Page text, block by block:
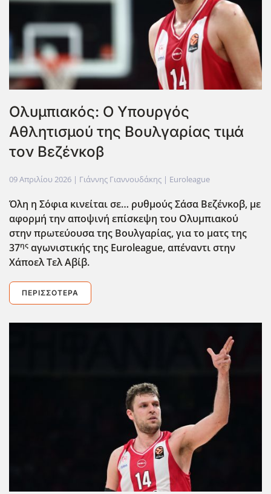
Ολυμπιακός: Ο Υπουργός
Αθλητισμού της Βουλγαρίας τιμά
τον Βεζένκοβ
09 Απριλίου 2026 | Γιάννης Γιαννουδάκης | Euroleague
Όλη η Σόφια κινείται σε… ρυθμούς Σάσα Βεζένκοβ, με
αφορμή την αποψινή επίσκεψη του Ολυμπιακού
στην πρωτεύουσα της Βουλγαρίας, για το ματς της
37ης αγωνιστικής της Euroleague, απέναντι στην
Χάποελ Τελ Αβίβ.
ΠΕΡΙΣΣΌΤΕΡΑ